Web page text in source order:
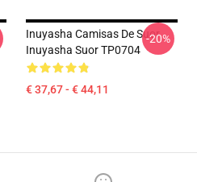
Inuyasha Camisas De Suor
Inuyasha Suor TP0704
€ 37,67 - € 44,11
-20%